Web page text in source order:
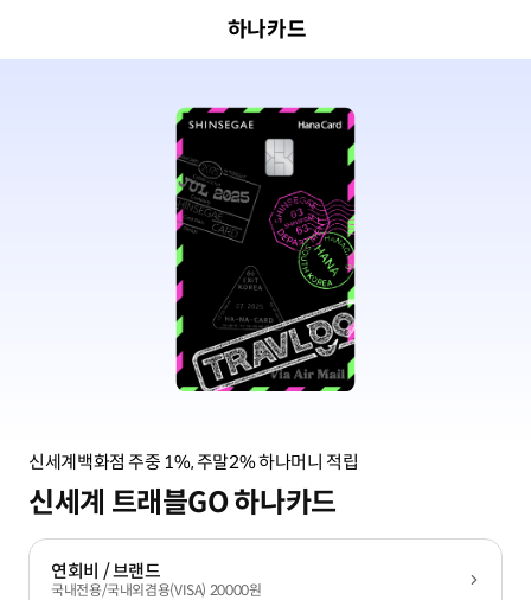
하나카드
신세계백화점 주중 1%, 주말2% 하나머니 적립
신세계 트래블GO 하나카드
연회비 / 브랜드
국내전용/국내외겸용(VISA) 20000원